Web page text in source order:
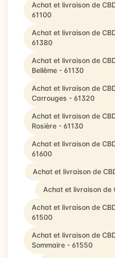
Achat et livraison de
61100
Achat et livraison de
61380
Achat et livraison de
Bellême - 61130
Achat et livraison de
Carrouges - 61320
Achat et livraison de
Rosière - 61130
Achat et livraison de
61600
Achat et livraison de
Achat et livraison de
Achat et livraison de
61500
Achat et livraison de
Sommaire - 61550